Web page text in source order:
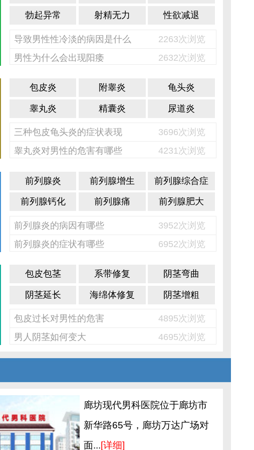
勃起异常 射精无力 性欲减退
导致男性性冷淡的病因是什么
2263次浏览
男性为什么会出现阳痿
2632次浏览
包皮炎 附睾炎 龟头炎
睾丸炎 精囊炎 尿道炎
三种包皮龟头炎的症状表现
3696次浏览
睾丸炎对男性的危害有哪些
4231次浏览
前列腺炎 前列腺增生 前列腺综合症
前列腺钙化 前列腺痛 前列腺肥大
前列腺炎的病因有哪些
3952次浏览
前列腺炎的症状有哪些
6952次浏览
包皮包茎 系带修复 阴茎弯曲
阴茎延长 海绵体修复 阴茎增粗
包皮过长对男性的危害
4895次浏览
男人阴茎如何变大
4695次浏览
廊坊现代男科医院位于廊坊市
新华路65号，廊坊万达广场对
面...[详细]